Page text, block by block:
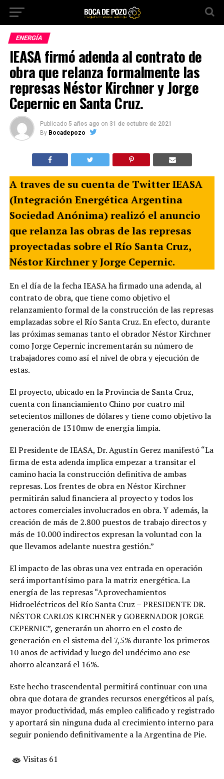
ENERGÍA
IEASA firmó adenda al contrato de
obra que relanza formalmente las
represas Néstor Kirchner y Jorge
Cepernic en Santa Cruz.
Publicado 5 años ago on 31 de octubre de 2021
By Bocadepozo
A traves de su cuenta de Twitter IEASA
(Integración Energética Argentina
Sociedad Anónima) realizó el anuncio
que relanza las obras de las represas
proyectadas sobre el Río Santa Cruz,
Néstor Kirchner y Jorge Cepernic.
En el día de la fecha IEASA ha firmado una adenda, al
contrato de obra, que tiene como objetivo el
relanzamiento formal de la construcción de las represas
emplazadas sobre el Río Santa Cruz. En efecto, durante
las próximas semanas tanto el obrador Néstor Kirchner
como Jorge Cepernic incrementarán su número de
trabajadores como así el nivel de obra y ejecución de
estas.
El proyecto, ubicado en la Provincia de Santa Cruz,
cuenta con financiamiento Chino por cuatro mil
setecientos millones de dólares y tiene como objetivo la
generación de 1310mw de energía limpia.
El Presidente de IEASA, Dr. Agustín Gerez manifestó “La
firma de esta adenda implica empezar a transitar el
camino hacia la construcción definitiva de ambas
represas. Los frentes de obra en Néstor Kirchner
permitirán salud financiera al proyecto y todos los
actores comerciales involucrados en obra. Y además, la
creación de más de 2.800 puestos de trabajo directos y
más de 10.000 indirectos expresan la voluntad con la
que llevamos adelante nuestra gestión.”
El impacto de las obras una vez entrada en operación
será importantísimo para la matriz energética. La
energía de las represas “Aprovechamientos
Hidroeléctricos del Río Santa Cruz – PRESIDENTE DR.
NÉSTOR CARLOS KIRCHNER y GOBERNADOR JORGE
CEPERNIC”, generarán un ahorro en el costo de
generación en el sistema del 7,5% durante los primeros
10 años de actividad y luego del undécimo año ese
ahorro alcanzará el 16%.
Este hecho trascendental permitirá continuar con una
obra que dotara de grandes recursos energéticos al país,
mayor productividad, más empleo calificado y registrado
y aportará sin ninguna duda al crecimiento interno para
seguir poniendo definitivamente a la Argentina de Pie.
Visitas 61